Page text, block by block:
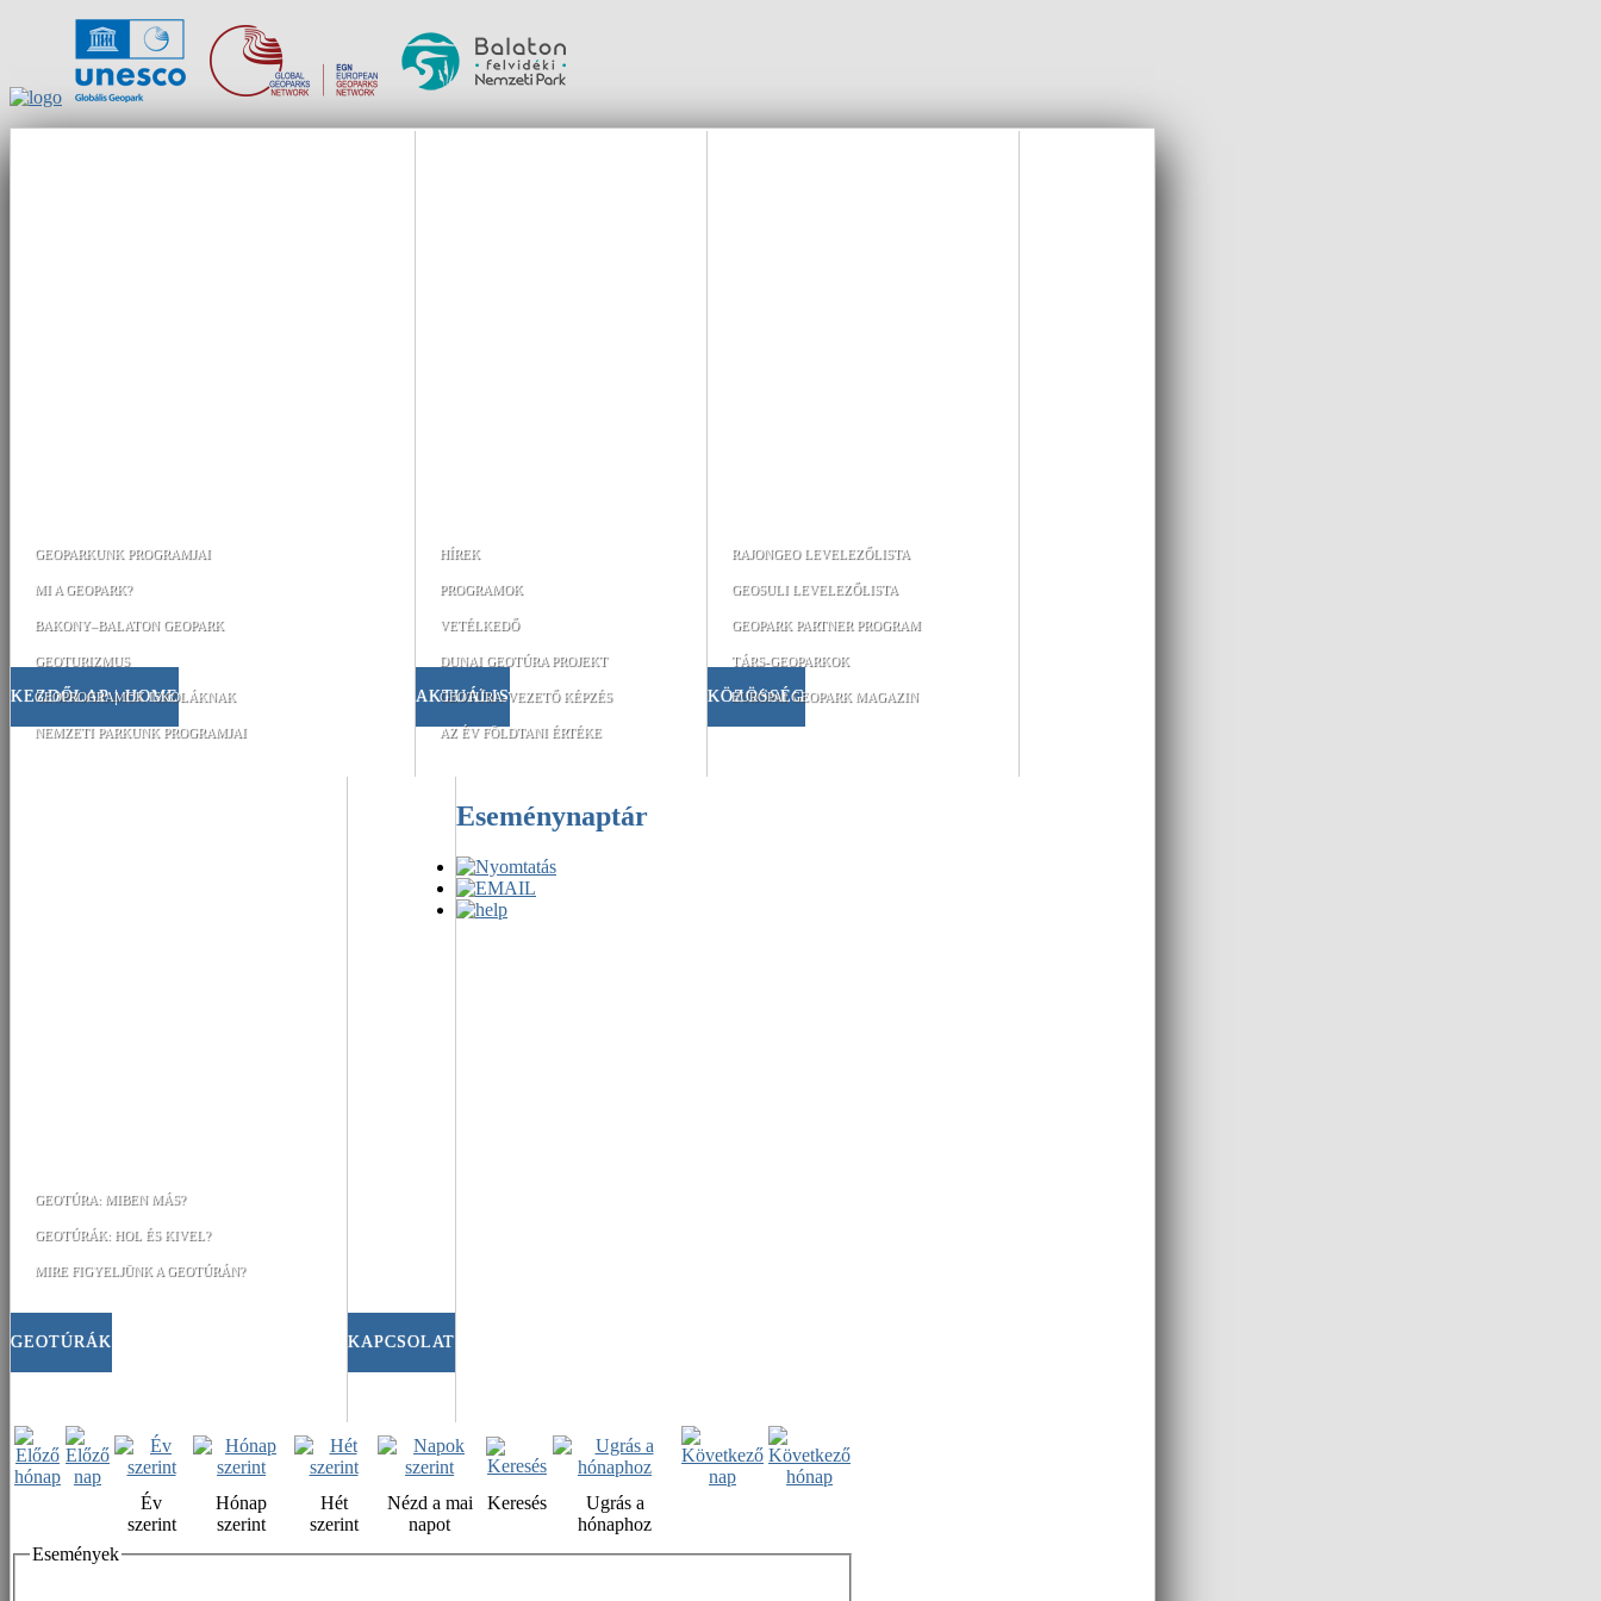
KEZDŐLAP | HOME
GEOPARKUNK PROGRAMJAI
MI A GEOPARK?
BAKONY–BALATON GEOPARK
GEOTURIZMUS
GEOPROGRAMOK ISKOLÁKNAK
NEMZETI PARKUNK PROGRAMJAI
AKTUÁLIS
HÍREK
PROGRAMOK
VETÉLKEDŐ
DUNAI GEOTÚRA PROJEKT
GEOTÚRA-VEZETŐ KÉPZÉS
AZ ÉV FÖLDTANI ÉRTÉKE
KÖZÖSSÉG
RAJONGEO LEVELEZŐLISTA
GEOSULI LEVELEZŐLISTA
GEOPARK PARTNER PROGRAM
TÁRS-GEOPARKOK
EURÓPAI GEOPARK MAGAZIN
GEOTÚRÁK
GEOTÚRA: MIBEN MÁS?
GEOTÚRÁK: HOL ÉS KIVEL?
MIRE FIGYELJÜNK A GEOTÚRÁN?
KAPCSOLAT
Eseménynaptár
Év
szerint
Hónap
szerint
Hét
szerint
Nézd a mai
napot
Keresés
Ugrás a
hónaphoz
Események